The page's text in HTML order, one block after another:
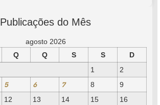
Publicações do Mês
agosto 2026
Q Q S S
D
1
2
5 6 7 8 9
12 13 14 15
16